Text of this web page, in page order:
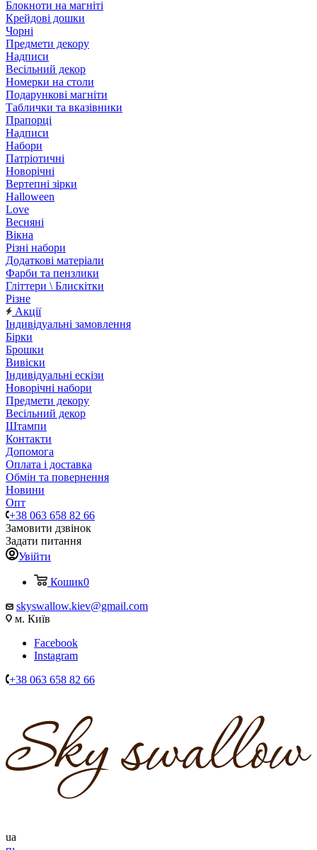
Блокноти на магніті
Крейдові дошки
Чорні
Предмети декору
Надписи
Весільний декор
Номерки на столи
Подарункові магніти
Таблички та вказівники
Прапорці
Надписи
Набори
Патріотичні
Новорічні
Вертепні зірки
Halloween
Love
Весняні
Вікна
Різні набори
Додаткові матеріали
Фарби та пензлики
Гліттери \ Блискітки
Різне
Акції
Індивідуальні замовлення
Бірки
Брошки
Вивіски
Індивідуальні ескізи
Новорічні набори
Предмети декору
Весільний декор
Штампи
Контакти
Допомога
Оплата і доставка
Обмін та повернення
Новини
Опт
+38 063 658 82 66
Замовити дзвінок
Задати питання
Увійти
Кошик0
skyswallow.kiev@gmail.com
м. Київ
Facebook
Instagram
+38 063 658 82 66
ua